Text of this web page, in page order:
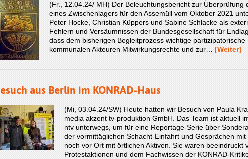
(Fr., 12.04.24/ MH) Der Beleuchtungsbericht zur Überprüfung
eines Zwischenlagers für den Assemüll vom Oktober 2021
Peter Hocke, Christian Küppers und Sabine Schlacke als
Fehlern und Versäumnissen der Bundesgesellschaft für
dass dem bisherigen Begleitprozess wichtige
kommunalen Akteuren Mitwirkungsrechte und zur… [Weiter]
aus Berlin im KONRAD-Haus
(Mi, 03.04.24/SW) Heute hatten wir Besuch von Paula
media akzent tv-produktion GmbH. Das Team ist aktuell
ntv unterwegs, um für eine Reportage-Serie über
der vormittäglichen Schacht-Einfahrt und Gesprächen
noch vor Ort mit örtlichen Aktiven. Sie waren beeindruckt
Protestaktionen und dem Fachwissen der KONRAD-